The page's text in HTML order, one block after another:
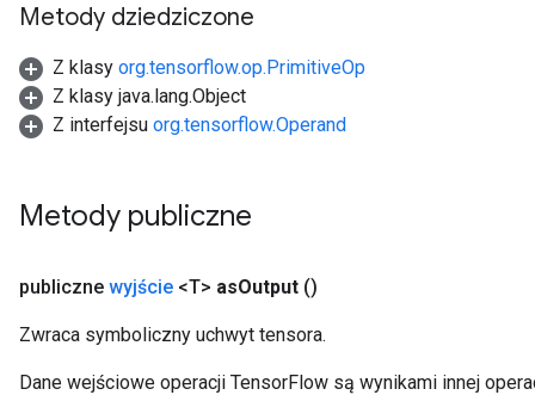
Metody dziedziczone
Z klasy org.tensorflow.op.PrimitiveOp
Z klasy java.lang.Object
Z interfejsu org.tensorflow.Operand
Metody publiczne
publiczne wyjście <T> asOutput ()
Zwraca symboliczny uchwyt tensora.
Dane wejściowe operacji TensorFlow są wynikami innej